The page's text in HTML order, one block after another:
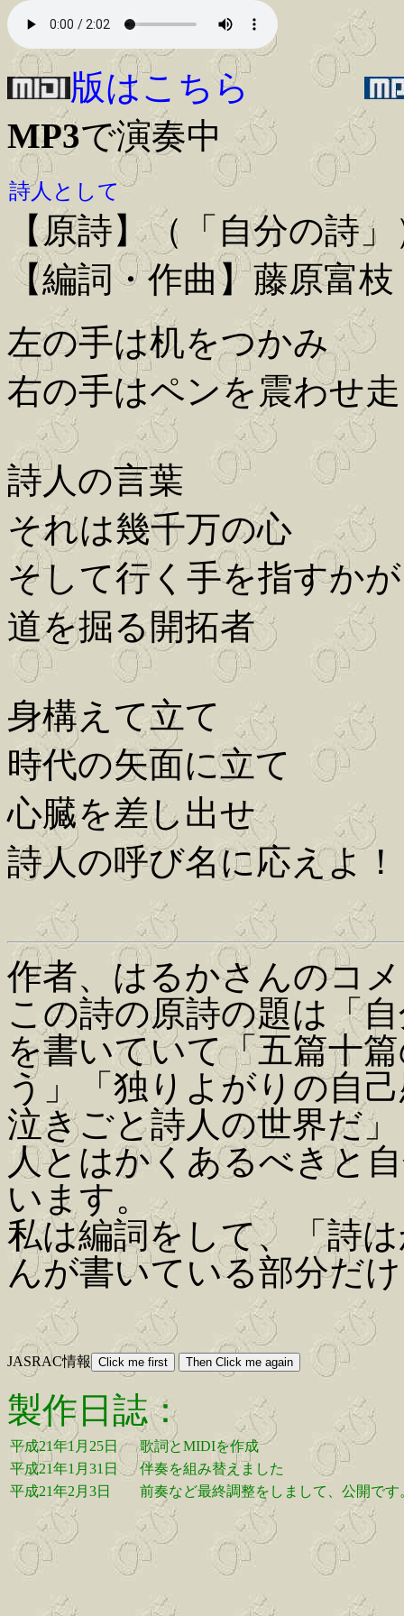
版はこちら
MP3で演奏中
詩人として
【原詩】（「自分の詩
【編詞・作曲】藤原富枝
左の手は机をつかみ
右の手はペンを震わせ
詩人の言葉
それは幾千万の心
そして行く手を指すか
道を掘る開拓者
身構えて立て
時代の矢面に立て
心臓を差し出せ
詩人の呼び名に応えよ！
作者、はるかさんのコ
この詩の原詩の題は「
を書いていて「五篇十
う」「独りよがりの
泣きごと詩人の世界だ
人とはかくあるべきと
います。
私は編詞をして、「詩
んが書いている部分だ
JASRAC情報
製作日誌：
平成21年1月25日
歌詞とMIDIを作成
平成21年1月31日
伴奏を組み替えました
平成21年2月3日
前奏など最終調整をしまして、公開です